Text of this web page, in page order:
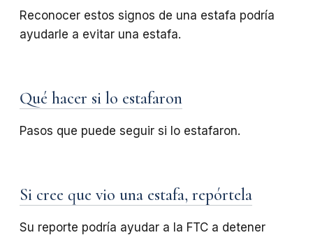
Reconocer estos signos de una estafa podría
ayudarle a evitar una estafa.
Qué hacer si lo estafaron
Pasos que puede seguir si lo estafaron.
Si cree que vio una estafa, repórtela
Su reporte podría ayudar a la FTC a detener